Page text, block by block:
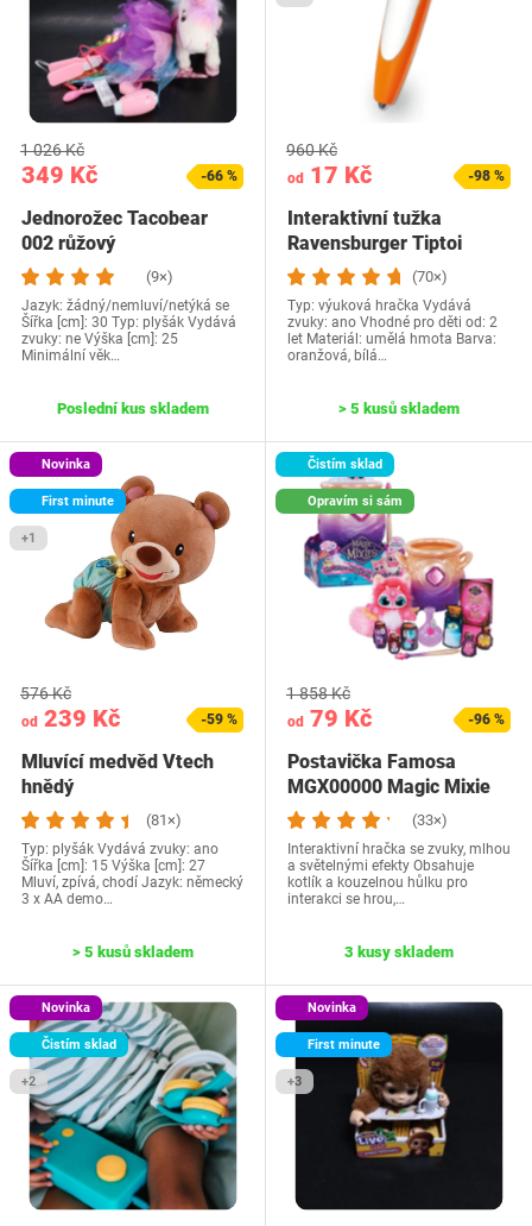
349 Kč
1 026 Kč
-66 %
Jednorožec Tacobear
002 růžový
(9×)
Jazyk: žádný/nemluví/netýká se
Šířka [cm]: 30 Typ: plyšák Vydává
zvuky: ne Výška [cm]: 25
Minimální věk…
Poslední kus skladem
od 17 Kč
960 Kč
-98 %
Interaktivní tužka
Ravensburger Tiptoi
00110
(70×)
Typ: výuková hračka Vydává
zvuky: ano Vhodné pro děti od: 2
let Materiál: umělá hmota Barva:
oranžová, bílá…
> 5 kusů skladem
Novinka
First minute
+1
od 239 Kč
576 Kč
-59 %
Mluvící medvěd Vtech
hnědý
(81×)
Typ: plyšák Vydává zvuky: ano
Šířka [cm]: 15 Výška [cm]: 27
Mluví, zpívá, chodí Jazyk: německý
3 x AA demo…
> 5 kusů skladem
Čistím sklad
Opravím si sám
od 79 Kč
1 858 Kč
-96 %
Postavička Famosa
MGX00000 Magic Mixie
(33×)
Interaktivní hračka se zvuky, mlhou
a světelnými efekty Obsahuje
kotlík a kouzelnou hůlku pro
interakci se hrou,…
3 kusy skladem
Novinka
Čistím sklad
+2
Novinka
First minute
+3